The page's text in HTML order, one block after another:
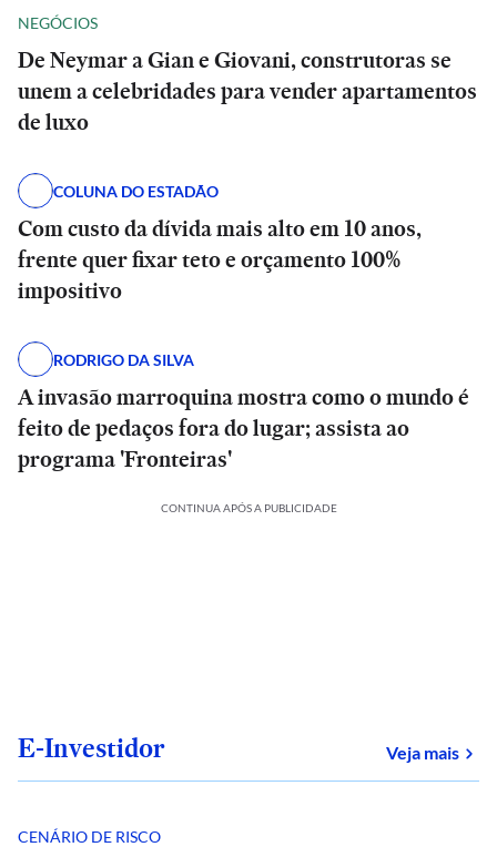
NEGÓCIOS
De Neymar a Gian e Giovani, construtoras se
unem a celebridades para vender apartamentos
de luxo
COLUNA DO ESTADÃO
Com custo da dívida mais alto em 10 anos,
frente quer fixar teto e orçamento 100%
impositivo
RODRIGO DA SILVA
A invasão marroquina mostra como o mundo é
feito de pedaços fora do lugar; assista ao
programa 'Fronteiras'
CONTINUA APÓS A PUBLICIDADE
E-Investidor Veja mais
CENÁRIO DE RISCO